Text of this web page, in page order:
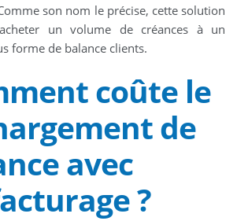
son nom le précise, cette solution
un volume de créances à un
forme de balance clients.
coûte le
de
avec
?